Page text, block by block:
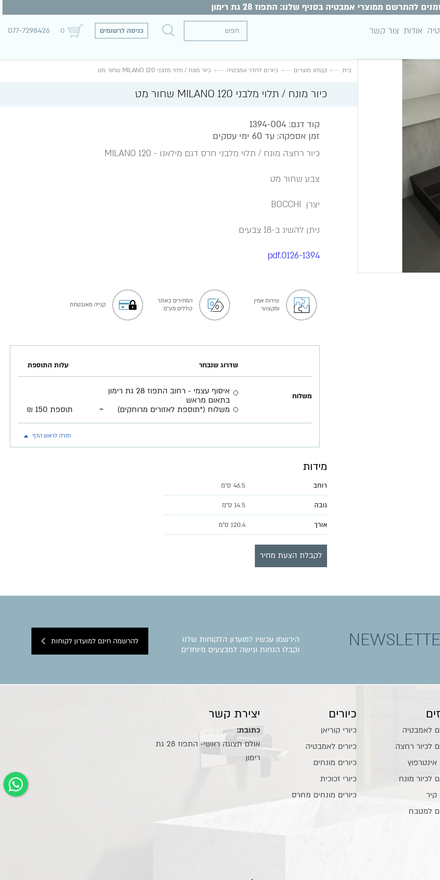
להתרשם ממוצרי אמבטיה בסניף שלנו: התפוז 28 גת רימון
אודות צור קשר כניסה לרשומים 0
077-7298426
בית קטלוג מוצרים כיורים לחדר אמבטיה כיור מונח / תלוי מלבני MILANO 120 שחור מט
כיור מונח / תלוי מלבני MILANO 120 שחור מט
קוד דגם: 1394-004
זמן אספקה: עד 60 ימי עסקים
כיור רחצה מונח / תלוי מלבני חרס דגם מילאנו - MILANO 120
צבע שחור מט
יצרן BOCCHI
ניתן להשיג ב-18 צבעים
0126-1394.pdf
שירות אמין
ומקצועי
המחירים באתר
כוללים מע"מ
קנייה מאובטחת
שדרוג שנבחר עלות התוספת
משלוח
איסוף עצמי - רחוב התפוז 28 גת רימון
בתאום מראש
משלוח (*תוספת לאזורים מרוחקים)
- תוספת 150 ₪
חזרה לראש הדף
מידות
רוחב 46.5 ס"מ
גובה 14.5 ס"מ
אורך 120.4 ס"מ
לקבלת הצעת מחיר
הירשמו עכשיו למועדון הלקוחות שלנו
וקבלו הנחות וגישה למבצעים מיוחדים
להרשמה חינם למועדון לקוחות
לאמבטיה
לכיור רחצה
אינטרפוץ
לכיור מונח
קיר
למטבח
כיורים
כיורי קוריאן
כיורים לאמבטיה
כיורים מונחים
כיורי זכוכית
כיורים מונחים מחרס
יצירת קשר
כתובת:
אולם תצוגה ראשי- התפוז 28 גת
רימון